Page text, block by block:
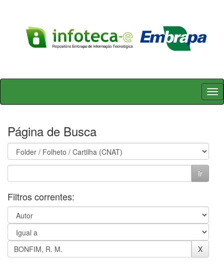
Skip
Página de Busca
Filtros correntes: